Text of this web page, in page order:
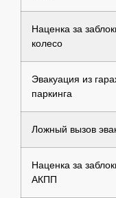
Наценка за
колесо
Эвакуация из
паркинга
Ложный вызов
Наценка за
АКПП